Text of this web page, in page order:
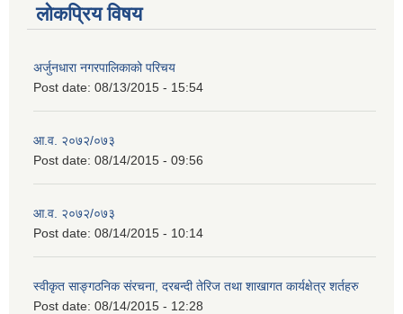
लोकप्रिय विषय
अर्जुनधारा नगरपालिकाको परिचय
Post date: 08/13/2015 - 15:54
आ.व. २०७२/०७३
Post date: 08/14/2015 - 09:56
आ.व. २०७२/०७३
Post date: 08/14/2015 - 10:14
स्वीकृत साङ्गठनिक संरचना, दरबन्दी तेरिज तथा शाखागत कार्यक्षेत्र शर्तहरु
Post date: 08/14/2015 - 12:28